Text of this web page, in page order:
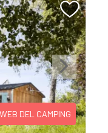
Next
DEL CAMPING